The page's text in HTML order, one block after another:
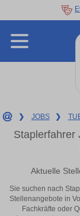
❯ JOBS ❯
Staplerfahrer
Aktuelle
Sie suchen nach
Stellenangebote in
Fachkräfte oder